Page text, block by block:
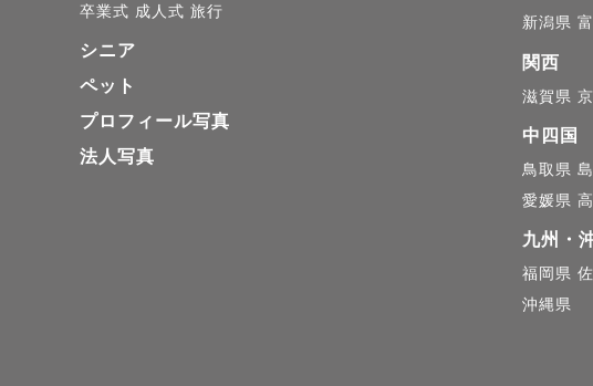
※指名料から-2,200円｜ｸｰﾎﾟﾝ
卒業式 成人式 旅行
シニア
ペット
プロフィール写真
法人写真
新潟県
関西
滋賀県
中四国
鳥取県
愛媛県
九州・
福岡県
沖縄県